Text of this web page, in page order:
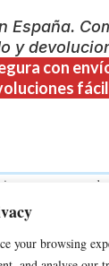
your browsing
España.
y
con
en programas
Amazon y otros,
comisiones
a productos
una compra a